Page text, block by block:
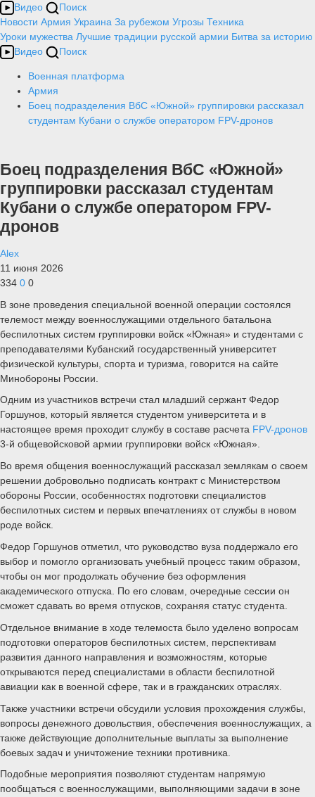
Видео
Поиск
Новости Армия Украина За рубежом Угрозы Техника
Уроки мужества Лучшие традиции русской армии Битва за историю
Видео
Поиск
Военная платформа
Армия
Боец подразделения ВбС «Южной» группировки рассказал
студентам Кубани о службе оператором FPV-дронов
Боец подразделения ВбС «Южной»
группировки рассказал студентам
Кубани о службе оператором FPV-
дронов
Alex
11 июня 2026
334 0 0
В зоне проведения специальной военной операции состоялся
телемост между военнослужащими отдельного батальона
беспилотных систем группировки войск «Южная» и студентами с
преподавателями Кубанский государственный университет
физической культуры, спорта и туризма, говорится на сайте
Минобороны России.
Одним из участников встречи стал младший сержант Федор
Горшунов, который является студентом университета и в
настоящее время проходит службу в составе расчета FPV-дронов
3-й общевойсковой армии группировки войск «Южная».
Во время общения военнослужащий рассказал землякам о своем
решении добровольно подписать контракт с Министерством
обороны России, особенностях подготовки специалистов
беспилотных систем и первых впечатлениях от службы в новом
роде войск.
Федор Горшунов отметил, что руководство вуза поддержало его
выбор и помогло организовать учебный процесс таким образом,
чтобы он мог продолжать обучение без оформления
академического отпуска. По его словам, очередные сессии он
сможет сдавать во время отпусков, сохраняя статус студента.
Отдельное внимание в ходе телемоста было уделено вопросам
подготовки операторов беспилотных систем, перспективам
развития данного направления и возможностям, которые
открываются перед специалистами в области беспилотной
авиации как в военной сфере, так и в гражданских отраслях.
Также участники встречи обсудили условия прохождения службы,
вопросы денежного довольствия, обеспечения военнослужащих, а
также действующие дополнительные выплаты за выполнение
боевых задач и уничтожение техники противника.
Подобные мероприятия позволяют студентам напрямую
пообщаться с военнослужащими, выполняющими задачи в зоне